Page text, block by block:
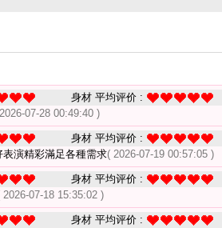
身材 平均评价 :
07-28 00:49:40 )
身材 平均评价 :
演精彩滿足各種需求( 2026-07-19 00:57:05 )
身材 平均评价 :
2026-07-18 15:35:02 )
身材 平均评价 :